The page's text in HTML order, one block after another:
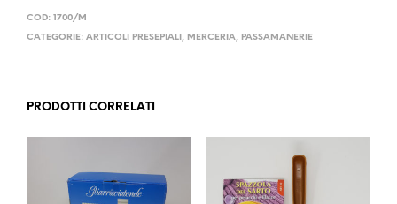
COD: 1700/M
CATEGORIE: ARTICOLI PRESEPIALI , MERCERIA, PASSAMANERIE
PRODOTTI CORRELATI